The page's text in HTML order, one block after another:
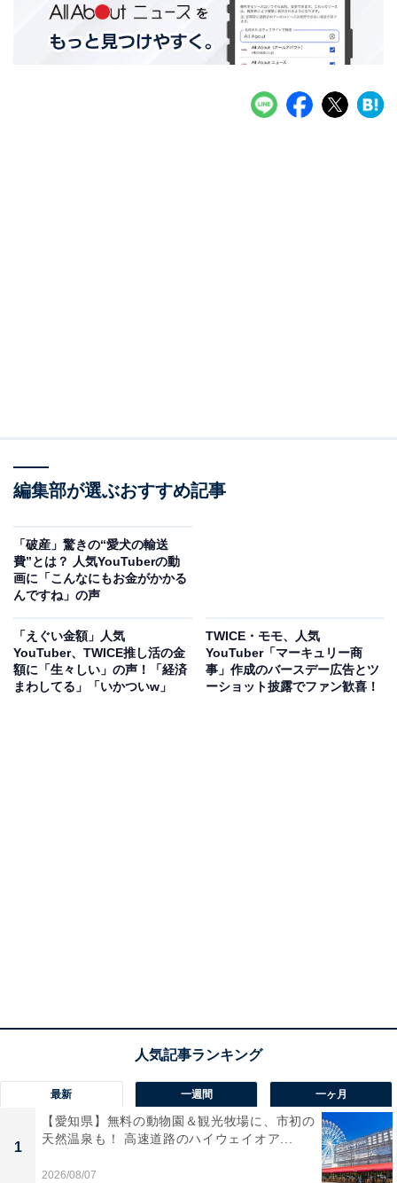
編集部が選ぶおすすめ記事
「破産」驚きの“愛犬の輸送
費”とは？ 人気YouTuberの動
画に「こんなにもお金がかかる
んですね」の声
「えぐい金額」人気
YouTuber、TWICE推し活の金
額に「生々しい」の声！「経済
まわしてる」「いかついw」
TWICE・モモ、人気
YouTuber「マーキュリー商
事」作成のバースデー広告とツ
ーショット披露でファン歓喜！
最新 一週間 一ヶ月
1
【愛知県】無料の動物園＆観光牧場に、市初の
天然温泉も！ 高速道路のハイウェイオア...
2026/08/07